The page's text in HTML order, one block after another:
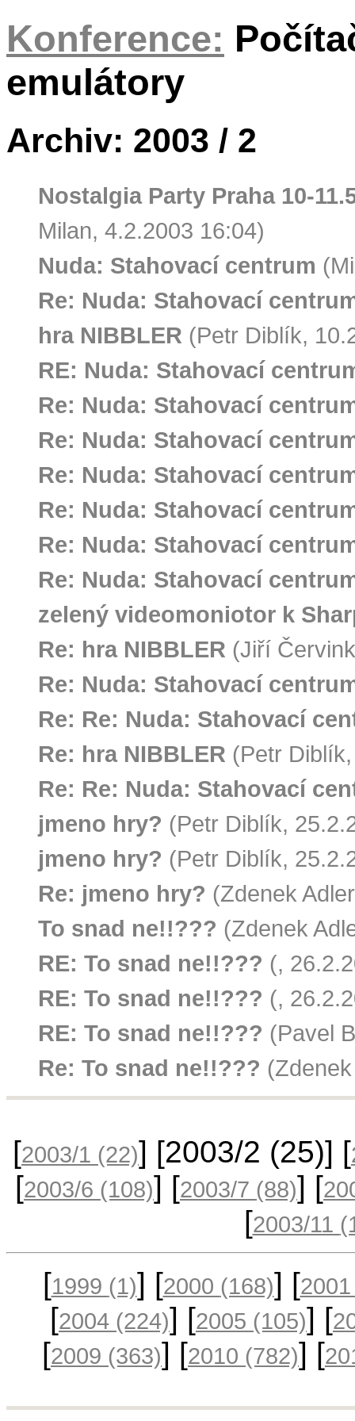
Konference:
emulátory
Archiv: 2003 / 2
Nostalgia Party Praha 10-
Milan, 4.2.2003 16:04)
Nuda: Stahovací centrum
Re: Nuda: Stahovací
hra NIBBLER (Petr Diblík,
RE: Nuda: Stahovací
Re: Nuda: Stahovací
Re: Nuda: Stahovací
Re: Nuda: Stahovací
Re: Nuda: Stahovací
Re: Nuda: Stahovací
Re: Nuda: Stahovací
zelený videomoniotor k
Re: hra NIBBLER (Jiří
Re: Nuda: Stahovací
Re: Re: Nuda: Stahovací
Re: hra NIBBLER (Petr
Re: Re: Nuda: Stahovací
jmeno hry? (Petr Diblík,
jmeno hry? (Petr Diblík,
Re: jmeno hry? (Zdenek
To snad ne!!??? (Zdenek
RE: To snad ne!!??? (,
RE: To snad ne!!??? (,
RE: To snad ne!!??? (Pavel
Re: To snad ne!!???
[2003/1 (22)] [2003/2 (25)] [
[2003/6 (108)] [2003/7 (88)] [
[2003/11
[1999 (1)] [2000 (168)] [
[2004 (224)] [2005 (105)] [
[2009 (363)] [2010 (782)] [